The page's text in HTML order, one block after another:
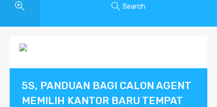
Search
5S, PANDUAN BAGI CALON AGENT
MEMILIH KANTOR BARU TEMPAT